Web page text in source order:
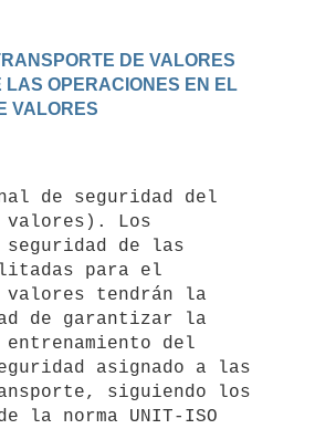
DE VALORES
LAS OPERACIONES EN EL
VALORES
valores). Los
seguridad de las
para el
valores tendrán la
de garantizar la
del
asignado a las
siguiendo los
la norma UNIT-ISO